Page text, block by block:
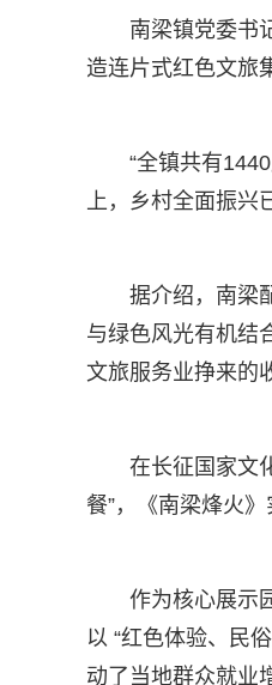
南梁镇党委书
造连片式红色文旅
“全镇共有
上，乡村全面振兴
据介绍，南梁
与绿色风光有机结
文旅服务业挣来的
在长征国家文
餐”，《南梁烽火
作为核心展示
以 “红色体验、民
动了当地群众就业